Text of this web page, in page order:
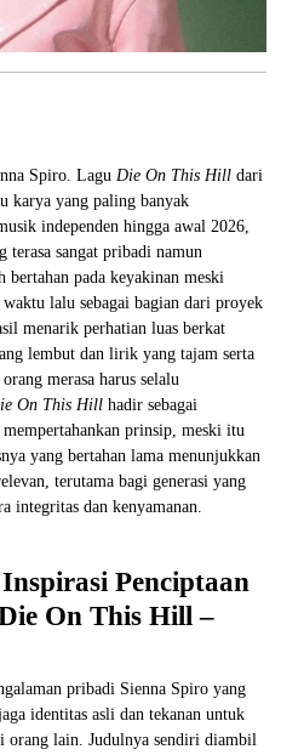
Spiro. Lagu Die On This Hill dari
karya yang paling banyak
independen hingga awal 2026,
terasa sangat pribadi namun
bertahan pada keyakinan meski
lalu sebagai bagian dari proyek
menarik perhatian luas berkat
lembut dan lirik yang tajam serta
merasa harus selalu
On This Hill hadir sebagai
mempertahankan prinsip, meski itu
yang bertahan lama menunjukkan
terutama bagi generasi yang
integritas dan kenyamanan.
Penciptaan
On This Hill –
pribadi Sienna Spiro yang
identitas asli dan tekanan untuk
orang lain. Judulnya sendiri diambil